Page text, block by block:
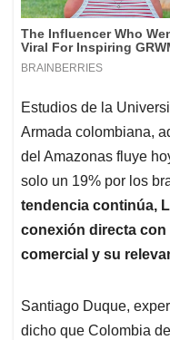
Estudios de la
Armada colombiana,
del Amazonas fluye
solo un 19% por los
tendencia continúa,
conexión directa con
comercial y su
Santiago Duque,
dicho que Colombia